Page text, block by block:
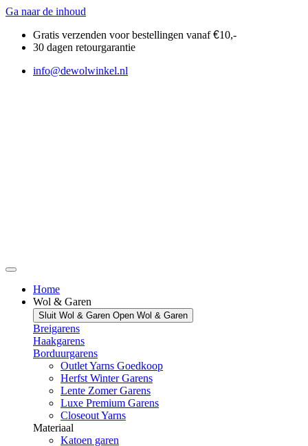
Ga naar de inhoud
Gratis verzenden voor bestellingen vanaf€10,-
30 dagen retourgarantie
info@dewolwinkel.nl
Home
Wol & Garen
Sluit Wol & Garen Open Wol & Garen
Breigarens
Haakgarens
Borduurgarens
Outlet Yarns Goedkoop
Herfst Winter Garens
Lente Zomer Garens
Luxe Premium Garens
Closeout Yarns
Materiaal
Katoen garen